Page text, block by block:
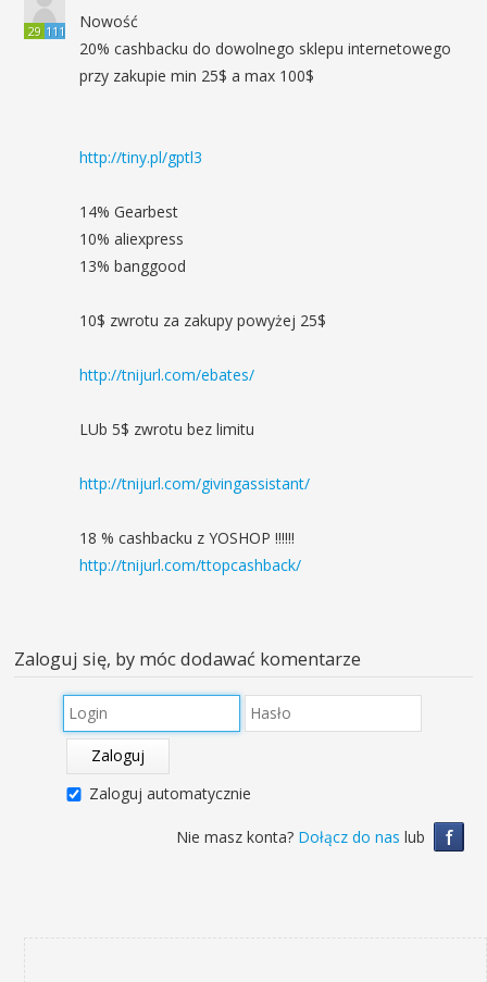
29 111
Nowość
20% cashbacku do dowolnego sklepu internetowego
przy zakupie min 25$ a max 100$
http://tiny.pl/gptl3
14% Gearbest
10% aliexpress
13% banggood
10$ zwrotu za zakupy powyżej 25$
http://tnijurl.com/ebates/
LUb 5$ zwrotu bez limitu
http://tnijurl.com/givingassistant/
18 % cashbacku z YOSHOP !!!!!!
http://tnijurl.com/ttopcashback/
Zaloguj się, by móc dodawać komentarze
Zaloguj
Zaloguj automatycznie
f
Nie masz konta? Dołącz do nas lub